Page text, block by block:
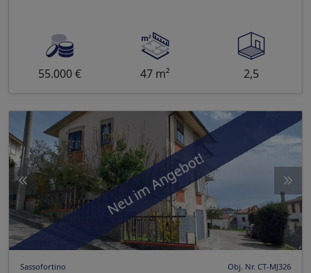
55.000 € 47 m² 2,5
Neu im Angebot!
Sassofortino Obj. Nr. CT-MJ326